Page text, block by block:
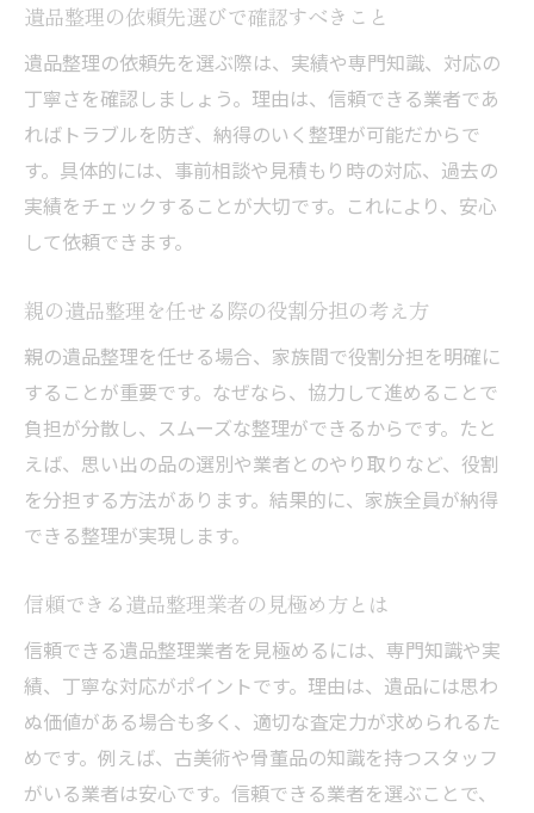
遺品整理の依頼先選びで確認すべきこと
遺品整理の依頼先を選ぶ際は、実績や専門知識、対応の
丁寧さを確認しましょう。理由は、信頼できる業者であ
ればトラブルを防ぎ、納得のいく整理が可能だからで
す。具体的には、事前相談や見積もり時の対応、過去の
実績をチェックすることが大切です。これにより、安心
して依頼できます。
親の遺品整理を任せる際の役割分担の考え方
親の遺品整理を任せる場合、家族間で役割分担を明確に
することが重要です。なぜなら、協力して進めることで
負担が分散し、スムーズな整理ができるからです。たと
えば、思い出の品の選別や業者とのやり取りなど、役割
を分担する方法があります。結果的に、家族全員が納得
できる整理が実現します。
信頼できる遺品整理業者の見極め方とは
信頼できる遺品整理業者を見極めるには、専門知識や実
績、丁寧な対応がポイントです。理由は、遺品には思わ
ぬ価値がある場合も多く、適切な査定力が求められるた
めです。例えば、古美術や骨董品の知識を持つスタッフ
がいる業者は安心です。信頼できる業者を選ぶことで、